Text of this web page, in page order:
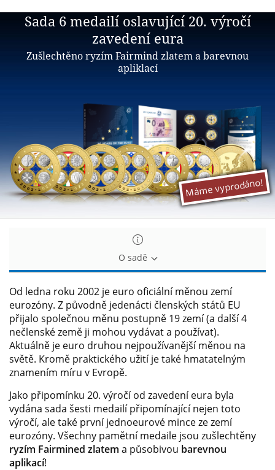
Sada
oslavující
Sada 6 medailí oslavující 20. výročí
zavedení eura
Zušlechtěno ryzím Fairmind zlatem a barevnou
apliklací
Máme vyprodáno!
O sadě
Od ledna roku 2002 je euro oficiální měnou zemí
eurozóny. Z původně jedenácti členských států EU
přijalo společnou měnu postupně 19 zemí (a další 4
nečlenské země ji mohou vydávat a používat).
Aktuálně je euro druhou nejpoužívanější měnou na
světě. Kromě praktického užití je také hmatatelným
znamením míru v Evropě.
Jako připomínku 20. výročí od zavedení eura byla
vydána sada šesti medailí připomínající nejen toto
výročí, ale také první jednoeurové mince ze zemí
eurozóny. Všechny pamětní medaile jsou zušlechtěny
ryzím Fairmined zlatem a působivou barevnou
aplikací!